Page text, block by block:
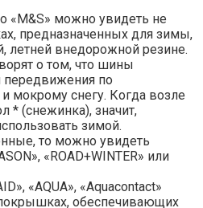
«M&S» можно увидеть не
предназначенных для зимы,
летней внедорожной резине.
о том, что шины
передвижения по
мокрому снегу. Когда возле
* (снежинка), значит,
зимой.
то можно увидеть
«ROAD+WINTER» или
«AQUA», «Aquacontact»
обеспечивающих